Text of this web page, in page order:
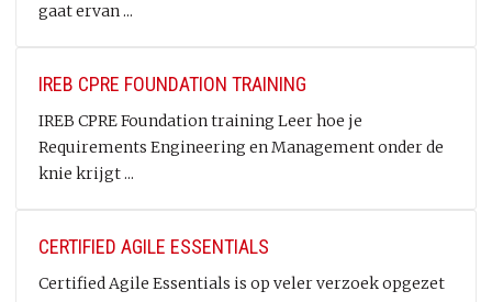
gaat ervan ...
IREB CPRE FOUNDATION TRAINING
IREB CPRE Foundation training Leer hoe je
Requirements Engineering en Management onder de
knie krijgt ...
CERTIFIED AGILE ESSENTIALS
Certified Agile Essentials is op veler verzoek opgezet